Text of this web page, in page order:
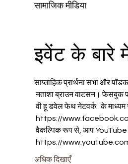
सामाजिक मीडिया
इवेंट के बारे
साप्ताहिक प्रार्थना सभा और
नताशा ब्राउन वाटसन। फेसबुक
वी हू डवेल फेथ नेटवर्क:  के
https://
वैकल्पिक रूप से, आप YouTube
https://
अधिक दिखाएँ